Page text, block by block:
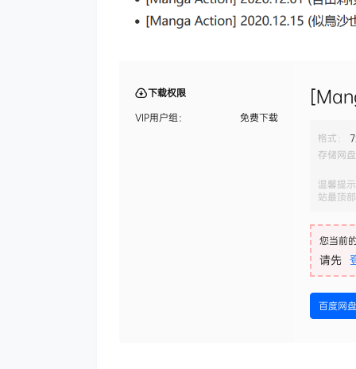
下载权限
VIP用户组：
免费下载
格式：
存储网
温馨提
站最顶
您当前
请先
百度网盘